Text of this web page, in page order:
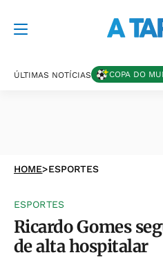
ÚLTIMAS NOTÍCIAS COPA DO
HOME>ESPORTES
ESPORTES
Ricardo Gomes
de alta hospitalar